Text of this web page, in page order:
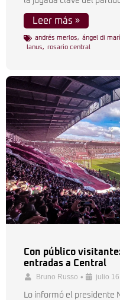
Leer más »
andrés merlos, ángel di
lanus, rosario central
Con público
entradas a Central
Bruno Russo • julio
Lo informó el presidente